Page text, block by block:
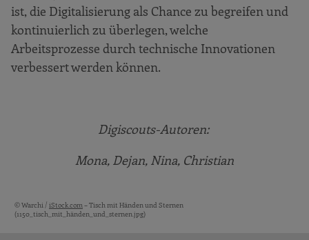
ist, die Digitalisierung als Chance zu begreifen und
kontinuierlich zu überlegen, welche
Arbeitsprozesse durch technische Innovationen
verbessert werden können.
Digiscouts-Autoren:
Mona, Dejan, Nina, Christian
Bildquellen und Copyright-Hinweise
© Warchi / iStock.com– Tisch mit Händen und Sternen
(1150_tisch_mit_händen_und_sternen.jpg)